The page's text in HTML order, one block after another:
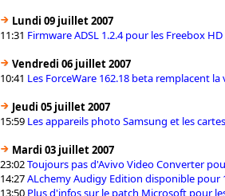
Lundi 09 juillet 2007
11:31 Firmware ADSL 1.2.4 pour les Freebox HD
Vendredi 06 juillet 2007
10:41 Les ForceWare 162.18 beta remplacent la
Jeudi 05 juillet 2007
15:59 Les appareils photo Samsung et les
Mardi 03 juillet 2007
23:02Toujours pas d'Avivo Video Converter
14:27ALchemy Audigy Edition disponible pour
13:50 Plus d'infos sur le patch Microsoft pour